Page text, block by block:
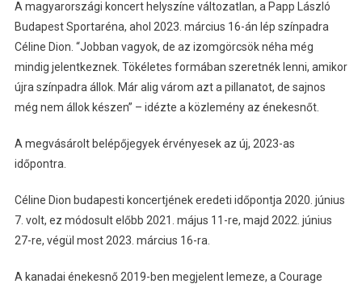
A magyarországi koncert helyszíne változatlan, a Papp László
Budapest Sportaréna, ahol 2023. március 16-án lép színpadra
Céline Dion. “Jobban vagyok, de az izomgörcsök néha még
mindig jelentkeznek. Tökéletes formában szeretnék lenni, amikor
újra színpadra állok. Már alig várom azt a pillanatot, de sajnos
még nem állok készen” – idézte a közlemény az énekesnőt.
A megvásárolt belépőjegyek érvényesek az új, 2023-as
időpontra.
Céline Dion budapesti koncertjének eredeti időpontja 2020. június
7. volt, ez módosult előbb 2021. május 11-re, majd 2022. június
27-re, végül most 2023. március 16-ra.
A kanadai énekesnő 2019-ben megjelent lemeze, a Courage